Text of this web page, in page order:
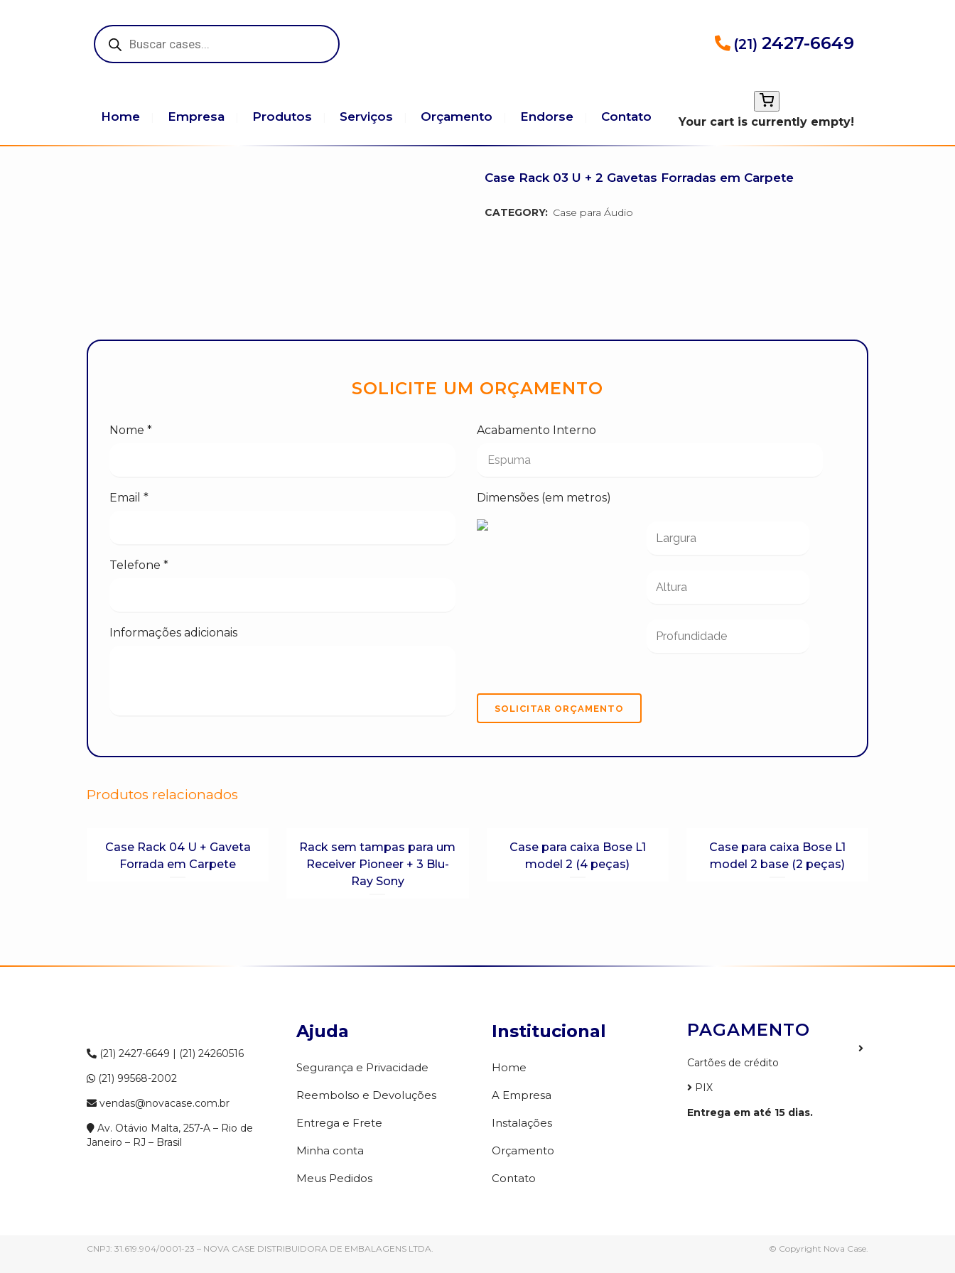
Pesquisar
produtos
(21) 2427-6649
Home Empresa Produtos Serviços Orçamento Endorse Contato Your cart is currently empty!
Case Rack 03 U + 2 Gavetas Forradas em Carpete
CATEGORY: Case para Áudio
SOLICITE UM ORÇAMENTO
Nome *
Email *
Telefone *
Informações adicionais
Acabamento Interno
Dimensões (em metros)
Produtos relacionados
Case Rack 04 U + Gaveta
Forrada em Carpete
Rack sem tampas para um
Receiver Pioneer + 3 Blu-
Ray Sony
Case para caixa Bose L1
model 2 (4 peças)
Case para caixa Bose L1
model 2 base (2 peças)
(21) 2427-6649 | (21) 24260516
(21) 99568-2002
vendas@novacase.com.br
Av. Otávio Malta, 257-A – Rio de
Janeiro – RJ – Brasil
Ajuda
Segurança e Privacidade
Reembolso e Devoluções
Entrega e Frete
Minha conta
Meus Pedidos
Institucional
Home
A Empresa
Instalações
Orçamento
Contato
PAGAMENTO
Cartões de crédito
PIX
Entrega em até 15 dias.
CNPJ: 31.619.904/0001-23 – NOVA CASE DISTRIBUIDORA DE EMBALAGENS LTDA. © Copyright Nova Case.